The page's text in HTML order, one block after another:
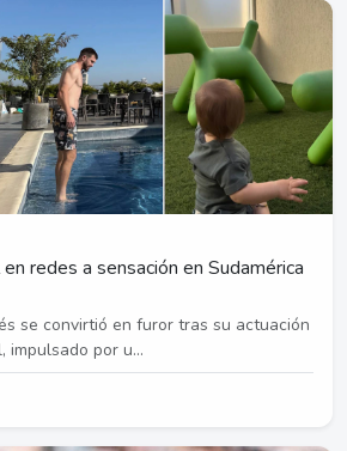
redes a sensación en Sudamérica
se convirtió en furor tras su actuación
impulsado por u...